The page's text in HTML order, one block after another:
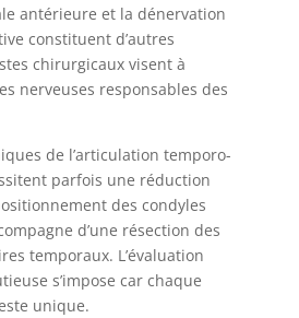
antérieure et la dénervation
constituent d’autres
chirurgicaux visent à
nerveuses responsables des
de l’articulation temporo-
parfois une réduction
des condyles
d’une résection des
temporaux. L’évaluation
s’impose car chaque
unique.